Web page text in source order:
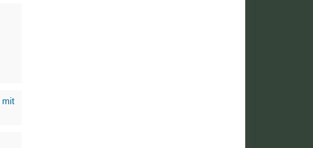
mit